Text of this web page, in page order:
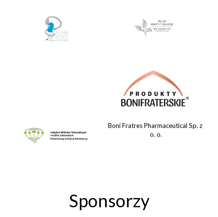
Boni Fratres Pharmaceutical Sp. z
o. o.
Sponsorzy